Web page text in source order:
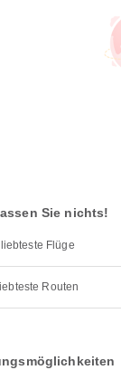
Sie nichts!
Flüge
Routen